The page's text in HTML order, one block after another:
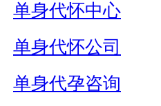
单身代怀中心
单身代怀公司
单身代孕咨询